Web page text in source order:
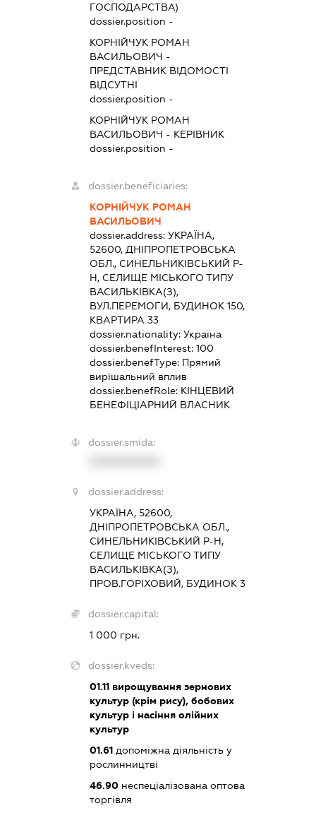
ГОСПОДАРСТВА)
dossier.position -
КОРНІЙЧУК РОМАН
ВАСИЛЬОВИЧ -
ПРЕДСТАВНИК ВІДОМОСТІ
ВІДСУТНІ
dossier.position -
КОРНІЙЧУК РОМАН
ВАСИЛЬОВИЧ - КЕРІВНИК
dossier.position -
dossier.beneficiaries:
КОРНІЙЧУК РОМАН
ВАСИЛЬОВИЧ
dossier.address:УКРАЇНА,
52600, ДНІПРОПЕТРОВСЬКА
ОБЛ., СИНЕЛЬНИКІВСЬКИЙ Р-
Н, СЕЛИЩЕ МІСЬКОГО ТИПУ
ВАСИЛЬКІВКА(З),
ВУЛ.ПЕРЕМОГИ, БУДИНОК 150,
КВАРТИРА 33
dossier.nationality:Україна
dossier.benefInterest:100
dossier.benefType: Прямий
вирішальний вплив
dossier.benefRole: КІНЦЕВИЙ
БЕНЕФІЦІАРНИЙ ВЛАСНИК
dossier.smida:
dossier.address:
УКРАЇНА, 52600,
ДНІПРОПЕТРОВСЬКА ОБЛ.,
СИНЕЛЬНИКІВСЬКИЙ Р-Н,
СЕЛИЩЕ МІСЬКОГО ТИПУ
ВАСИЛЬКІВКА(З),
ПРОВ.ГОРІХОВИЙ, БУДИНОК 3
dossier.capital:
1 000 грн.
dossier.kveds:
01.11 вирощування зернових
культур (крім рису), бобових
культур і насіння олійних
культур
01.61 допоміжна діяльність у
рослинництві
46.90 неспеціалізована оптова
торгівля